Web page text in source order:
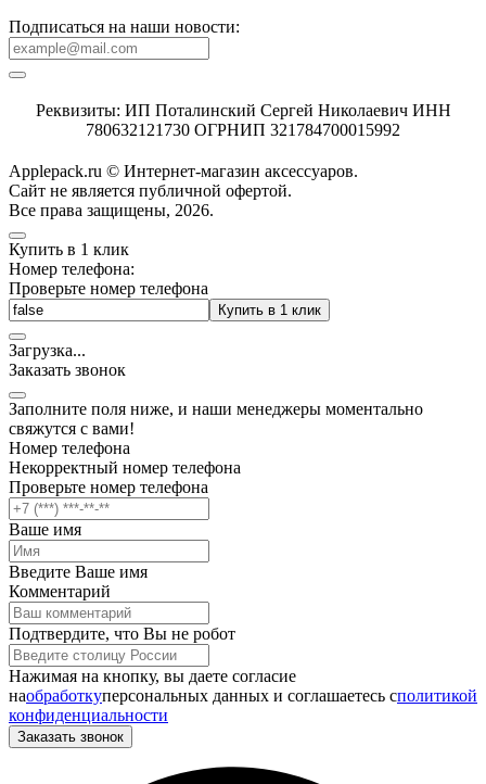
Подписаться на наши новости:
Реквизиты: ИП Поталинский Сергей Николаевич ИНН
780632121730 ОГРНИП 321784700015992
Applepack.ru © Интернет-магазин аксессуаров.
Cайт не является публичной офертой.
Все права защищены, 2026.
Купить в 1 клик
Номер телефона:
Проверьте номер телефона
Купить в 1 клик
Загрузка...
Заказать звонок
Заполните поля ниже, и наши менеджеры моментально
свяжутся с вами!
Номер телефона
Некорректный номер телефона
Проверьте номер телефона
Ваше имя
Введите Ваше имя
Комментарий
Подтвердите, что Вы не робот
Нажимая на кнопку, вы даете согласие
наобработкуперсональных данных и соглашаетесь cполитикой
конфиденциальности
Заказать звонок